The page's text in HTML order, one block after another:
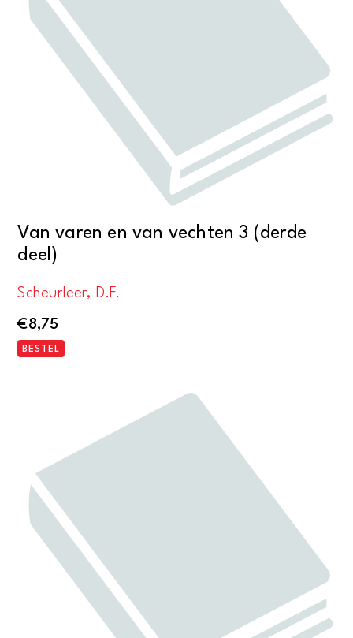
Van varen en van vechten 3 (derde
deel)
Scheurleer, D.F.
€8,75
BESTEL